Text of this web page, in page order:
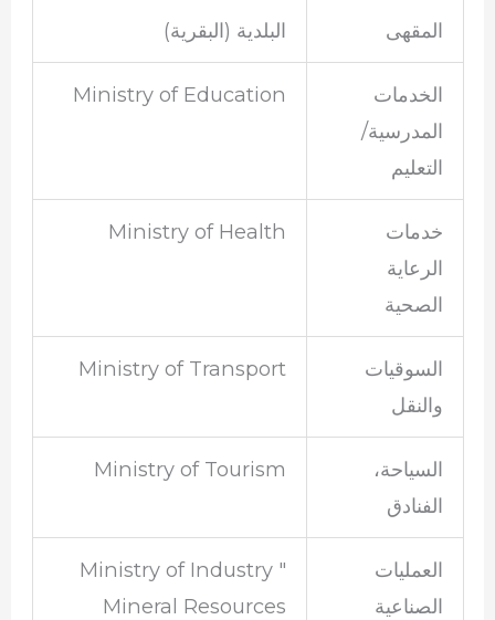
المقهى البلدية (البقرية)
الخدمات
المدرسية/
التعليم
Ministry of Education
خدمات
الرعاية
الصحية
Ministry of Health
السوقيات
والنقل
Ministry of Transport
السياحة،
الفنادق
Ministry of Tourism
العمليات
الصناعية
Ministry of Industry "
Mineral Resources